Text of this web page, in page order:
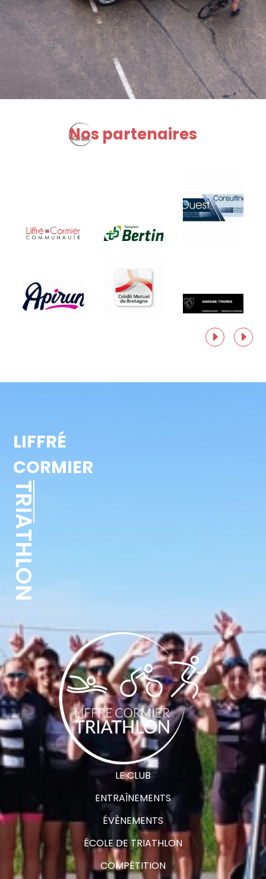
Nos partenaires
LIFFRÉ
CORMIER
TRIATHLON
LE CLUB
ENTRAÎNEMENTS
ÉVÈNEMENTS
ÉCOLE DE TRIATHLON
COMPÉTITION